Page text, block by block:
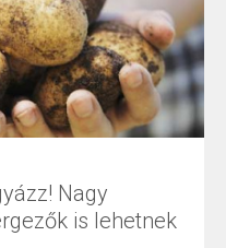
Nagy
is lehetnek